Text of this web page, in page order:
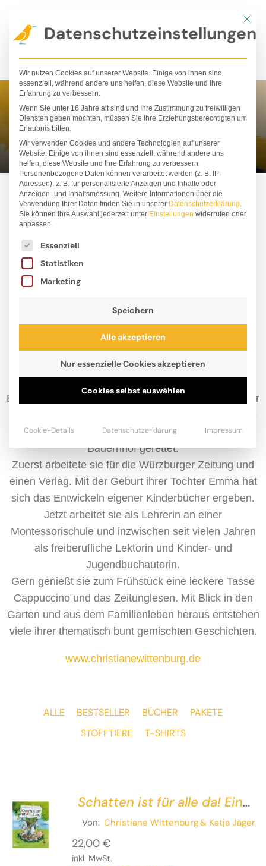
Inhalt
springen
Christiane Wittenburg
Seit 2003 freiberufliche Autorin, lebt und arbeitet
Erding in einem Haus mit kleinem Garten. Ihre Kinder
Emma und Johann sind inzwischen 17 und 14 Jahre
alt, die Katze Lola hat die Familie von einem
Bauernhof gerettet.
Zuerst arbeitete sie für die Würzburger Zeitung und
einen Verlag. Mit der Geburt ihrer Tochter Emma hat
sich das Entwickeln eigener Kinderbücher ergeben.
Jetzt arbeitet sie als Lehrerin an einer
Montessorischule und inzwischen seit vielen Jahren
als freiberufliche Lektorin und Kinder- und
Jugendbuchautorin.
Gern genießt sie zum Frühstück eine leckere Tasse
Cappuccino und das Zeitunglesen. Mit Blick in den
Garten und aus dem Familienleben heraus entstehen
viele ihrer thematisch bunt gemischten Geschichten.
www.christianewittenburg.de
ALLE BESTSELLER BÜCHER
PAKETE
STOFFTIERE
T-SHIRTS
Schatten ist für alle da! Ein
tierisch demokratisches
Bilderbuch
Von: Christiane Wittenburg& Katja Jäger
22,00 €
inkl. MwSt.
Mit
Datenschutzeinstellungen
Wir nutzen Cookies auf unserer Website. Einige von ihnen sind
essenziell, während andere uns helfen, diese Website und Ihre
Erfahrung zu verbessern.
Wenn Sie unter 16 Jahre alt sind und Ihre Zustimmung zu freiwilligen
Diensten geben möchten, müssen Sie Ihre Erziehungsberechtigten um
Erlaubnis bitten.
Wir verwenden Cookies und andere Technologien auf unserer
Website. Einige von ihnen sind essenziell, während andere uns
helfen, diese Website und Ihre Erfahrung zu verbessern.
Personenbezogene Daten können verarbeitet werden (z. B. IP-
Adressen), z. B. für personalisierte Anzeigen und Inhalte oder
Anzeigen- und Inhaltsmessung. Weitere Informationen über die
Verwendung Ihrer Daten finden Sie in unserer Datenschutzerklärung.
Sie können Ihre Auswahl jederzeit unter Einstellungen widerrufen oder
anpassen.
Es folgt eine Liste der Service-Gruppen, für die
Essenziell
Statistiken
Marketing
Speichern
Alle akzeptieren
Nur essenzielle Cookies akzeptieren
Cookies selbst auswählen
Cookie-Details Datenschutzerklärung Impressum